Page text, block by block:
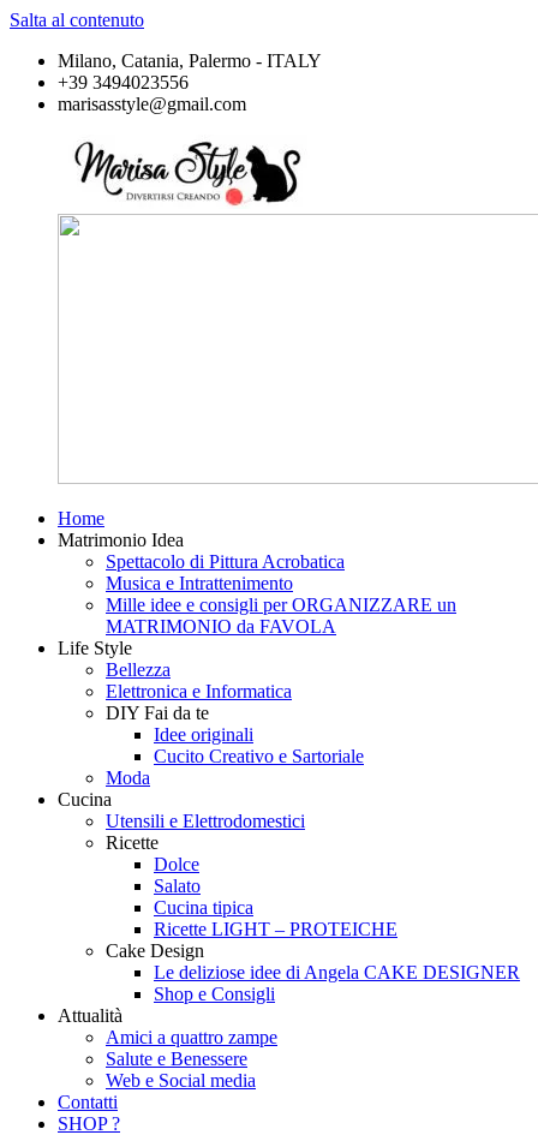
Salta al contenuto
Milano, Catania, Palermo - ITALY
+39 3494023556
marisasstyle@gmail.com
Marisa
Divertirsi
Home
Matrimonio Idea
Spettacolo di Pittura Acrobatica
Musica e Intrattenimento
Mille idee e consigli per ORGANIZZARE un
MATRIMONIO da FAVOLA
Life Style
Bellezza
Elettronica e Informatica
DIY Fai da te
Idee originali
Cucito Creativo e Sartoriale
Moda
Cucina
Utensili e Elettrodomestici
Ricette
Dolce
Salato
Cucina tipica
Ricette LIGHT – PROTEICHE
Cake Design
Le deliziose idee di Angela CAKE DESIGNER
Shop e Consigli
Attualità
Amici a quattro zampe
Salute e Benessere
Web e Social media
Contatti
SHOP ?